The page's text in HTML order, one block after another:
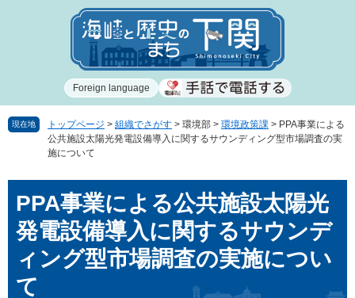
で
ば
Foreign language
現在地 トップページ > 組織でさがす > 環境部 > 環境政策課 > PPA事業による
公共施設太陽光発電設備導入に関するサウンディング型市場調査の実
施について
PPA事業による公共施設太陽光
発電設備導入に関するサウンデ
ィング型市場調査の実施につい
て